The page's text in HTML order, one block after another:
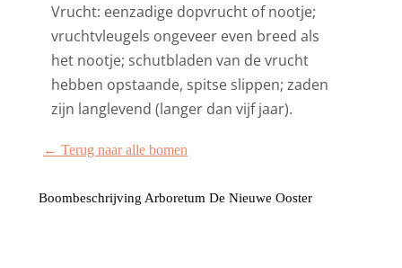
Vrucht: eenzadige dopvrucht of nootje;
vruchtvleugels ongeveer even breed als
het nootje; schutbladen van de vrucht
hebben opstaande, spitse slippen; zaden
zijn langlevend (langer dan vijf jaar).
← Terug naar alle bomen
Boombeschrijving Arboretum De Nieuwe Ooster